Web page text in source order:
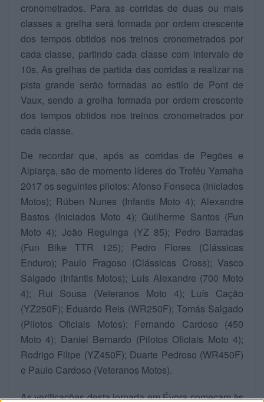
cronometrados. Para as corridas de duas ou mais
classes a grelha será formada por ordem crescente
dos tempos obtidos nos treinos cronometrados por
cada classe, partindo cada classe com intervalo de
10s. As grelhas de partida das corridas a realizar na
pista grande serão formadas ao estilo de Pont de
Vaux, sendo a grelha formada por ordem crescente
dos tempos obtidos nos treinos cronometrados por
cada classe.
De recordar que, após as corridas de Pegões e
Alpiarça, são de momento líderes do Troféu Yamaha
2017 os seguintes pilotos: Afonso Fonseca (Iniciados
Motos); Rúben Nunes (Infantis Moto 4); Alexandre
Bastos (Iniciados Moto 4); Guilherme Santos (Fun
Moto 4); João Reguinga (YZ 85); Pedro Barradas
(Fun Bike TTR 125); Pedro Flores (Clássicas
Enduro); Paulo Fragoso (Clássicas Cross); Vasco
Salgado (Infantis Motos); Luís Alexandre (700 Moto
4); Rui Sousa (Veteranos Moto 4); Luís Cação
(YZ250F); Eduardo Reis (WR250F); Tomás Salgado
(Pilotos Oficiais Motos); Fernando Cardoso (450
Moto 4); Daniel Bernardo (Pilotos Oficiais Moto 4);
Rodrigo Filipe (YZ450F); Duarte Pedroso (WR450F)
e Paulo Cardoso (Veteranos Motos).
As verificações desta jornada em Évora começam às